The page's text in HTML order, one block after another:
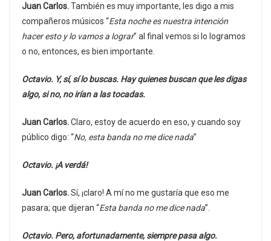
Juan Carlos.También es muy importante, les digo a mis
compañeros músicos “Esta noche es nuestra intención
hacer esto y lo vamos a lograr” al final vemos si lo logramos
o no, entonces, es bien importante.
Octavio. Y, sí, sí lo buscas. Hay quienes buscan que les digas
algo, si no, no irían a las tocadas.
Juan Carlos.Claro, estoy de acuerdo en eso, y cuando soy
público digo: “No, esta banda no me dice nada”
Octavio. ¡A verdá!
Juan Carlos.Sí, ¡claro! A mí no me gustaría que eso me
pasara; que dijeran “Esta banda no me dice nada”.
Octavio. Pero, afortunadamente, siempre pasa algo.